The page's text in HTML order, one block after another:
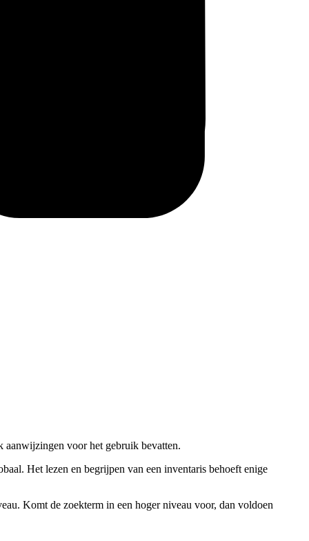
aanwijzingen voor het gebruik bevatten.
Het lezen en begrijpen van een inventaris behoeft enige
Komt de zoekterm in een hoger niveau voor, dan voldoen